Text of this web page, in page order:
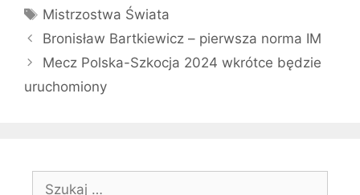
Tagi
Mistrzostwa Świata
Bronisław Bartkiewicz – pierwsza norma IM
Mecz Polska-Szkocja 2024 wkrótce będzie
uruchomiony
Szukaj: